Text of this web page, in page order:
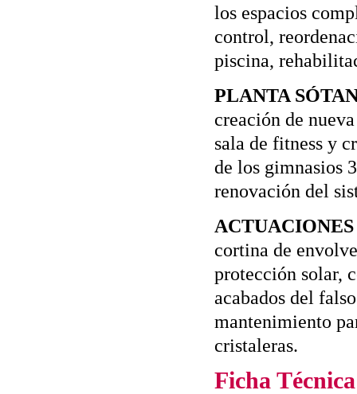
los espacios
control,
piscina,
PLANTA
creación de
sala de fitness y
de los gimnasios
renovación del
cortina de
protección solar,
acabados del
mantenimiento
cristaleras.
Ficha Técnica